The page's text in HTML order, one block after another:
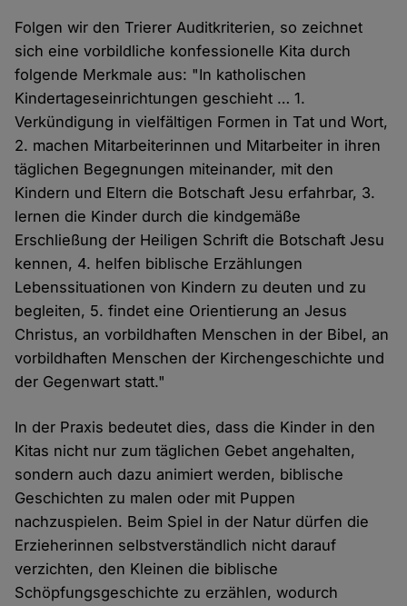
Folgen wir den Trierer Auditkriterien, so zeichnet
sich eine vorbildliche konfessionelle Kita durch
folgende Merkmale aus: "In katholischen
Kindertageseinrichtungen geschieht … 1.
Verkündigung in vielfältigen Formen in Tat und Wort,
2. machen Mitarbeiterinnen und Mitarbeiter in ihren
täglichen Begegnungen miteinander, mit den
Kindern und Eltern die Botschaft Jesu erfahrbar, 3.
lernen die Kinder durch die kindgemäße
Erschließung der Heiligen Schrift die Botschaft Jesu
kennen, 4. helfen biblische Erzählungen
Lebenssituationen von Kindern zu deuten und zu
begleiten, 5. findet eine Orientierung an Jesus
Christus, an vorbildhaften Menschen in der Bibel, an
vorbildhaften Menschen der Kirchengeschichte und
der Gegenwart statt."
In der Praxis bedeutet dies, dass die Kinder in den
Kitas nicht nur zum täglichen Gebet angehalten,
sondern auch dazu animiert werden, biblische
Geschichten zu malen oder mit Puppen
nachzuspielen. Beim Spiel in der Natur dürfen die
Erzieherinnen selbstverständlich nicht darauf
verzichten, den Kleinen die biblische
Schöpfungsgeschichte zu erzählen, wodurch